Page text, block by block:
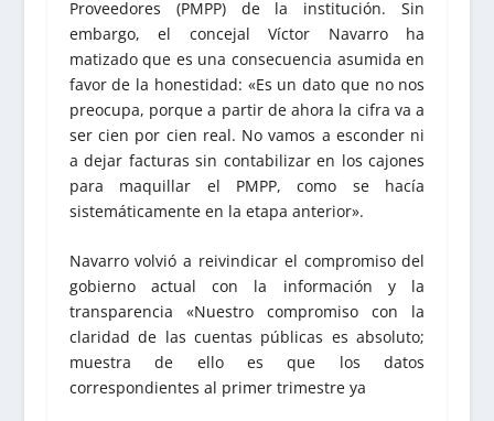
Proveedores (PMPP) de la institución. Sin
embargo, el concejal Víctor Navarro ha
matizado que es una consecuencia asumida en
favor de la honestidad: «Es un dato que no nos
preocupa, porque a partir de ahora la cifra va a
ser cien por cien real. No vamos a esconder ni
a dejar facturas sin contabilizar en los cajones
para maquillar el PMPP, como se hacía
sistemáticamente en la etapa anterior».
Navarro volvió a reivindicar el compromiso del
gobierno actual con la información y la
transparencia «Nuestro compromiso con la
claridad de las cuentas públicas es absoluto;
muestra de ello es que los datos
correspondientes al primer trimestre ya